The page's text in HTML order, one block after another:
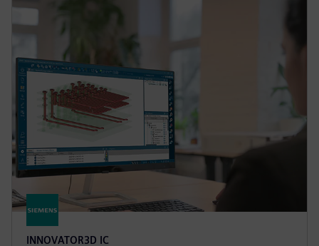
INNOVATOR3D IC